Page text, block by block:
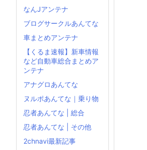
なんJアンテナ
ブログサークルあんてな
車まとめアンテナ
【くるま速報】新車情報
など自動車総合まとめア
ンテナ
アナグロあんてな
ヌルポあんてな｜乗り物
忍者あんてな | 総合
忍者あんてな | その他
2chnavi最新記事